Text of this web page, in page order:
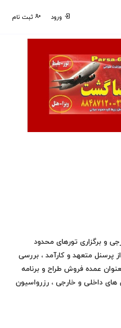
ورود ثبت نام
و برگزاری تورهای محدود
متعهد و کارآمد ، بررسی
عمده فروش طراح و برنامه
داخلی و خارجی ، رزرواسیون